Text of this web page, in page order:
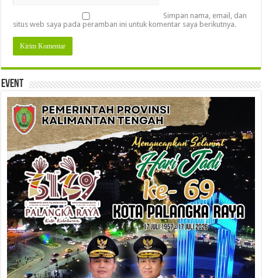
Simpan nama, email, dan
situs web saya pada peramban ini untuk komentar saya berikutnya.
Event